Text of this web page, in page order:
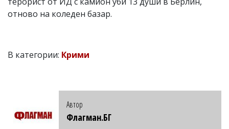
отново на коледен базар.
В категории: Крими
Автор
Флагман.БГ